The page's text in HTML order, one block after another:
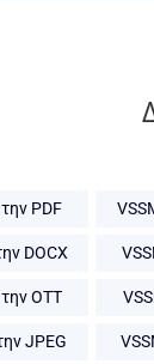
PDF
DOCX
OTT
JPEG